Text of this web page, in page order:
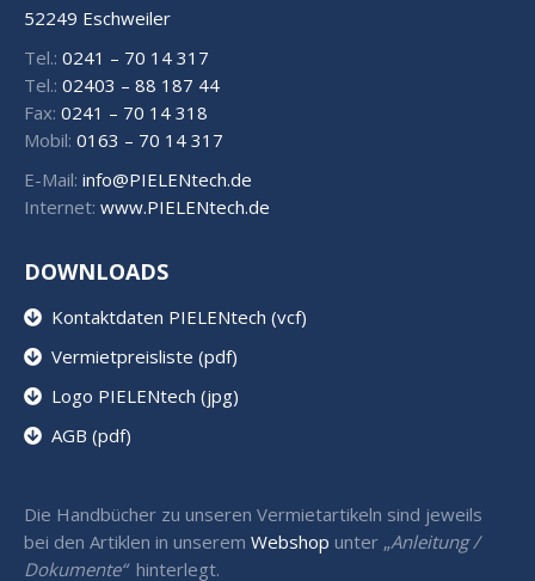
52249 Eschweiler
Tel.: 0241 – 70 14 317
Tel.: 02403 – 88 187 44
Fax: 0241 – 70 14 318
Mobil: 0163 – 70 14 317
E-Mail: info@PIELENtech.de
Internet: www.PIELENtech.de
DOWNLOADS
Kontaktdaten PIELENtech (vcf)
Vermietpreisliste (pdf)
Logo PIELENtech (jpg)
AGB (pdf)
Die Handbücher zu unseren Vermietartikeln sind jeweils
bei den Artiklen in unserem Webshop unter „Anleitung /
Dokumente“ hinterlegt.